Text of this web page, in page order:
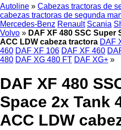
Autoline » Cabezas tractoras de
cabezas tractoras de segunda
Mercedes-Benz Renault Scania
Volvo » DAF XF 480 SSC Super
ACC LDW cabeza tractora DAF
460 DAF XF 106 DAF XF 460
480 DAF XG 480 FT DAF XG+ »
DAF XF 480
Space 2x Tank
ACC LDW